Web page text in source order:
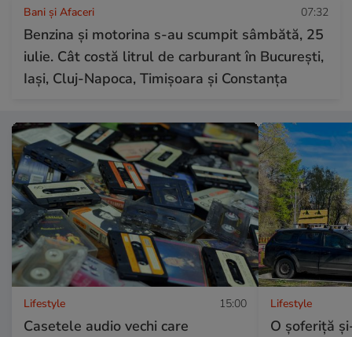
Bani și Afaceri 07:32
Benzina și motorina s-au scumpit sâmbătă, 25
iulie. Cât costă litrul de carburant în București,
Iași, Cluj-Napoca, Timișoara și Constanța
Lifestyle 15:00
Casetele audio vechi care
Lifestyle
O șoferiță